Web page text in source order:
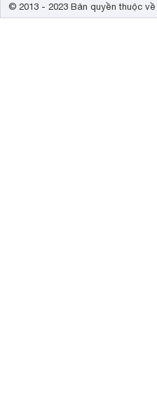
© 2013 - 2023 Bản quyền thuộc